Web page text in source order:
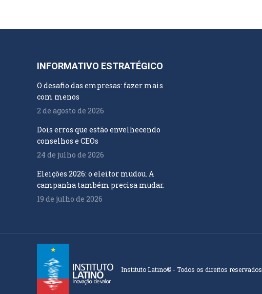
INFORMATIVO ESTRATÉGICO
O desafio das empresas: fazer mais
com menos
2 de agosto de 2026
Dois erros que estão envelhecendo
conselhos e CEOs
24 de julho de 2026
Eleições 2026: o eleitor mudou. A
campanha também precisa mudar.
19 de julho de 2026
Instituto Latino© - Todos os direitos reservados.